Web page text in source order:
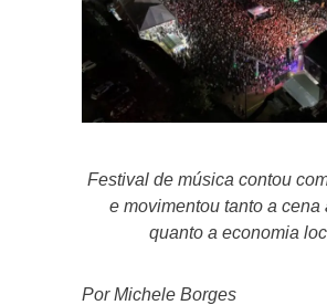
Festival de música contou
e movimentou tanto a cena
quanto a economia
Por Michele Borges